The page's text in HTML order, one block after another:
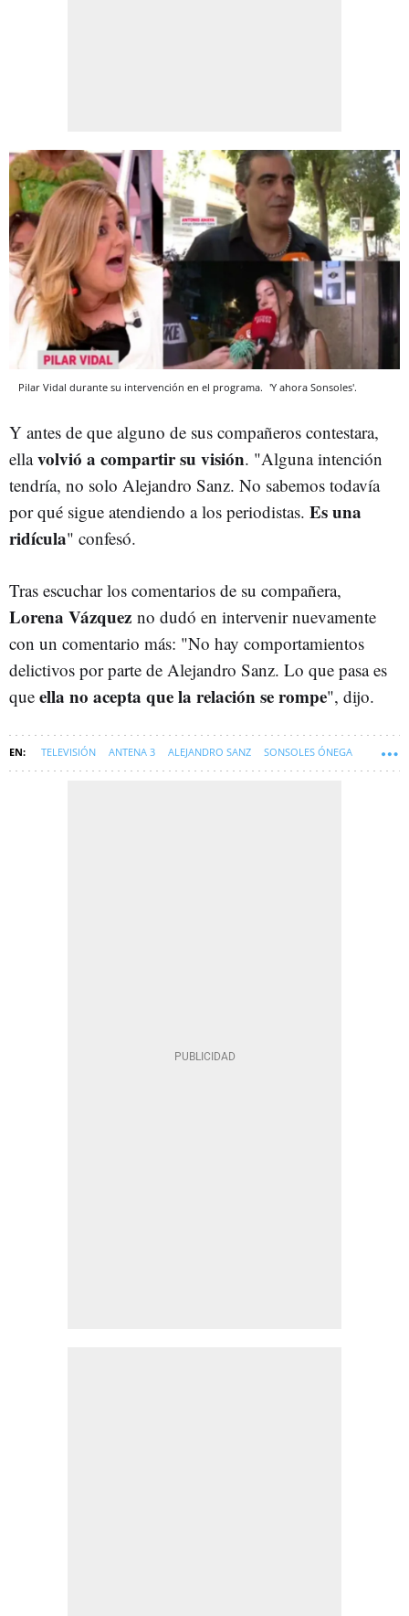
Pilar Vidal durante su intervención en el programa. 'Y ahora Sonsoles'.
Y antes de que alguno de sus compañeros contestara,
ellavolvió a compartir su visión. "Alguna intención
tendría, no solo Alejandro Sanz. No sabemos todavía
por qué sigue atendiendo a los periodistas. Es una
ridícula" confesó.
Tras escuchar los comentarios de su compañera,
Lorena Vázquez no dudó en intervenir nuevamente
con un comentario más: "No hay comportamientos
delictivos por parte de Alejandro Sanz. Lo que pasa es
que ella no acepta que la relación se rompe", dijo.
TELEVISIÓN ANTENA 3 ALEJANDRO SANZ SONSOLES ÓNEGA